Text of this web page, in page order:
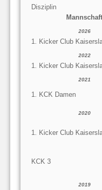
Disziplin
Mannschaft
2026
1. Kicker Club
2022
1. Kicker Club
2021
1. KCK Damen
2020
1. Kicker Club
KCK 3
2019